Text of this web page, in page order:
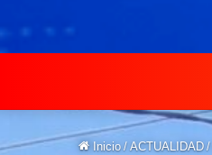
Inicio / ACTUALIDAD /